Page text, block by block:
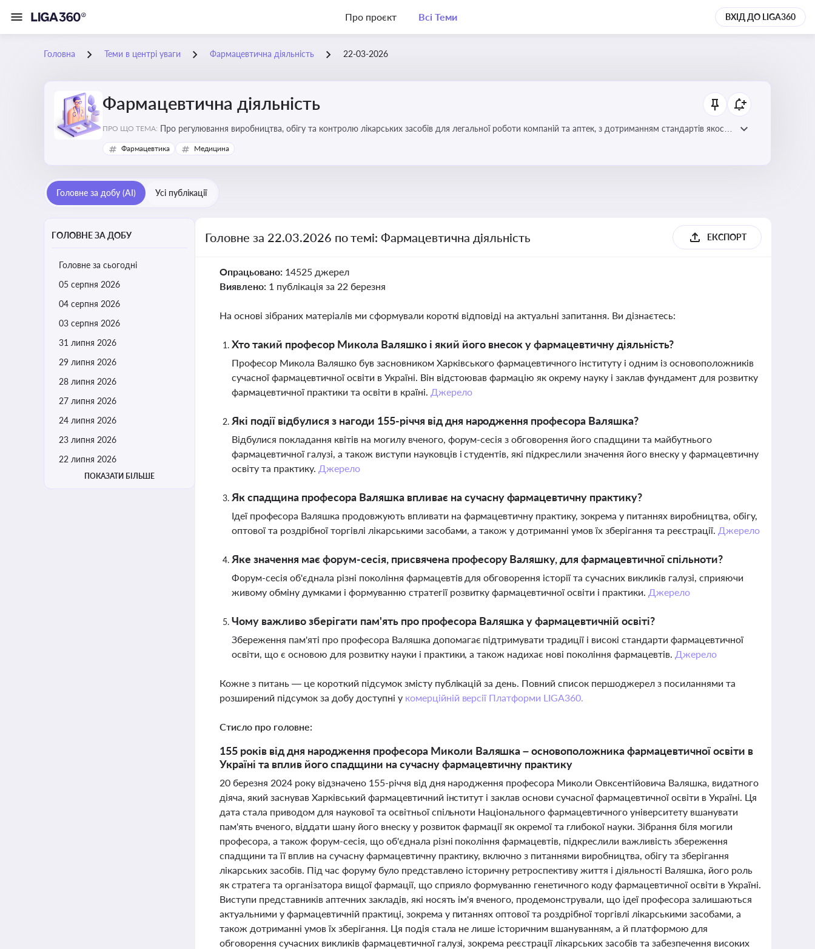
Про проєкт Всі Теми ВХІД ДО LIGA360
Головна Теми в центрі уваги Фармацевтична діяльність 22-03-2026
Фармацевтична діяльність
ПРО ЩО ТЕМА: Про регулювання виробництва, обігу та контролю лікарських засобів для легальної роботи компаній та аптек, з дотриманням стандартів якості
та безпеки
Фармацевтика Медицина
Головне за добу (AI) Усі публікації
ГОЛОВНЕ ЗА ДОБУ
Головне за сьогодні
05 серпня 2026
04 серпня 2026
03 серпня 2026
31 липня 2026
29 липня 2026
28 липня 2026
27 липня 2026
24 липня 2026
23 липня 2026
22 липня 2026
ПОКАЗАТИ БІЛЬШЕ
Головне за 22.03.2026 по темі: Фармацевтична діяльність ЕКСПОРТ
Опрацьовано: 14525 джерел
Виявлено: 1 публікація за 22 березня
На основі зібраних матеріалів ми сформували короткі відповіді на актуальні запитання. Ви дізнаєтесь:
Хто такий професор Микола Валяшко і який його внесок у фармацевтичну діяльність?
Професор Микола Валяшко був засновником Харківського фармацевтичного інституту і одним із основоположників
сучасної фармацевтичної освіти в Україні. Він відстоював фармацію як окрему науку і заклав фундамент для розвитку
фармацевтичної практики та освіти в країні. Джерело
Які події відбулися з нагоди 155-річчя від дня народження професора Валяшка?
Відбулися покладання квітів на могилу вченого, форум-сесія з обговорення його спадщини та майбутнього
фармацевтичної галузі, а також виступи науковців і студентів, які підкреслили значення його внеску у фармацевтичну
освіту та практику. Джерело
Як спадщина професора Валяшка впливає на сучасну фармацевтичну практику?
Ідеї професора Валяшка продовжують впливати на фармацевтичну практику, зокрема у питаннях виробництва, обігу,
оптової та роздрібної торгівлі лікарськими засобами, а також у дотриманні умов їх зберігання та реєстрації. Джерело
Яке значення має форум-сесія, присвячена професору Валяшку, для фармацевтичної спільноти?
Форум-сесія об'єднала різні покоління фармацевтів для обговорення історії та сучасних викликів галузі, сприяючи
живому обміну думками і формуванню стратегії розвитку фармацевтичної освіти і практики. Джерело
Чому важливо зберігати пам'ять про професора Валяшка у фармацевтичній освіті?
Збереження пам'яті про професора Валяшка допомагає підтримувати традиції і високі стандарти фармацевтичної
освіти, що є основою для розвитку науки і практики, а також надихає нові покоління фармацевтів. Джерело
Кожне з питань — це короткий підсумок змісту публікацій за день. Повний список першоджерел з посиланнями та
розширений підсумок за добу доступні у комерційній версії Платформи LIGA360.
Стисло про головне:
155 років від дня народження професора Миколи Валяшка – основоположника фармацевтичної освіти в
Україні та вплив його спадщини на сучасну фармацевтичну практику
20 березня 2024 року відзначено 155-річчя від дня народження професора Миколи Овксентійовича Валяшка, видатного
діяча, який заснував Харківський фармацевтичний інститут і заклав основи сучасної фармацевтичної освіти в Україні. Ця
дата стала приводом для наукової та освітньої спільноти Національного фармацевтичного університету вшанувати
пам'ять вченого, віддати шану його внеску у розвиток фармації як окремої та глибокої науки. Зібрання біля могили
професора, а також форум-сесія, що об'єднала різні покоління фармацевтів, підкреслили важливість збереження
спадщини та її вплив на сучасну фармацевтичну практику, включно з питаннями виробництва, обігу та зберігання
лікарських засобів. Під час форуму було представлено історичну ретроспективу життя і діяльності Валяшка, його роль
як стратега та організатора вищої фармації, що сприяло формуванню генетичного коду фармацевтичної освіти в Україні.
Виступи представників аптечних закладів, які носять ім'я вченого, продемонстрували, що ідеї професора залишаються
актуальними у фармацевтичній практиці, зокрема у питаннях оптової та роздрібної торгівлі лікарськими засобами, а
також дотриманні умов їх зберігання. Ця подія стала не лише історичним вшануванням, а й платформою для
обговорення сучасних викликів фармацевтичної галузі, зокрема реєстрації лікарських засобів та забезпечення високих